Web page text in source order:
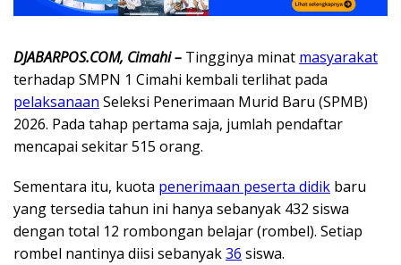
DJABARPOS.COM, Cimahi – Tingginya minat masyarakat
terhadap SMPN 1 Cimahi kembali terlihat pada
pelaksanaan Seleksi Penerimaan Murid Baru (SPMB)
2026. Pada tahap pertama saja, jumlah pendaftar
mencapai sekitar 515 orang.
Sementara itu, kuota penerimaan peserta didik baru
yang tersedia tahun ini hanya sebanyak 432 siswa
dengan total 12 rombongan belajar (rombel). Setiap
rombel nantinya diisi sebanyak36 siswa.